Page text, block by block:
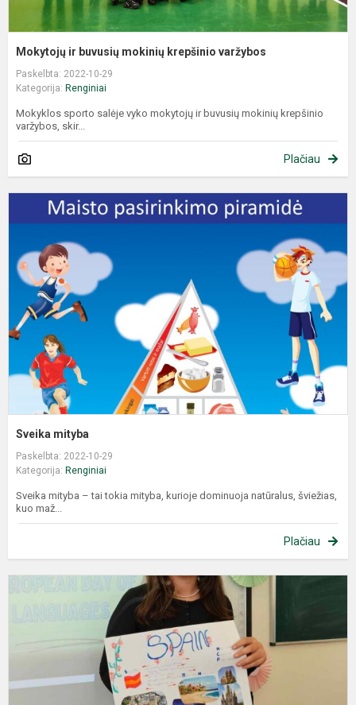
Mokytojų ir buvusių mokinių krepšinio varžybos
Paskelbta: 2022-10-29
Kategorija: Renginiai
Mokyklos sporto salėje vyko mokytojų ir buvusių mokinių krepšinio
varžybos, skir...
Plačiau
Sveika mityba
Paskelbta: 2022-10-29
Kategorija: Renginiai
Sveika mityba – tai tokia mityba, kurioje dominuoja natūralus, šviežias,
kuo maž...
Plačiau